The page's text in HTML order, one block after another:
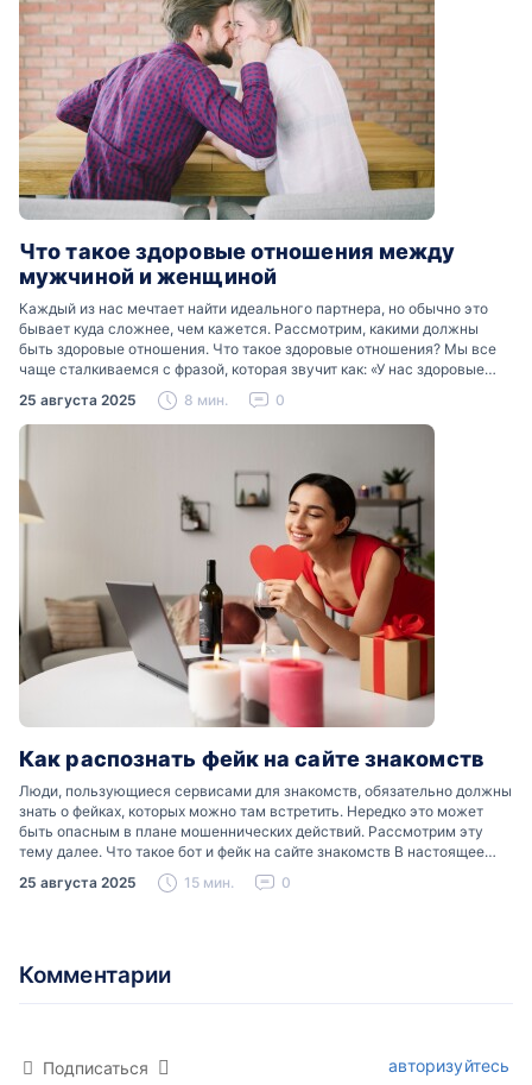
Что такое здоровые отношения между
мужчиной и женщиной
Каждый из нас мечтает найти идеального партнера, но обычно это
бывает куда сложнее, чем кажется. Рассмотрим, какими должны
быть здоровые отношения. Что такое здоровые отношения? Мы все
чаще сталкиваемся с фразой, которая звучит как: «У нас здоровые
отношения». Что именно подразумевается…
25 августа 2025 8 мин. 0
Как распознать фейк на сайте знакомств
Люди, пользующиеся сервисами для знакомств, обязательно должны
знать о фейках, которых можно там встретить. Нередко это может
быть опасным в плане мошеннических действий. Рассмотрим эту
тему далее. Что такое бот и фейк на сайте знакомств В настоящее
время можно встретить свою…
25 августа 2025 15 мин. 0
Комментарии
Подписаться авторизуйтесь